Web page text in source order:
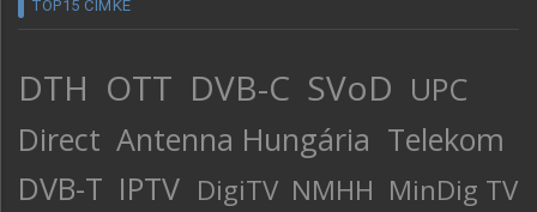
TOP15 CÍMKE
DTH OTT DVB-C SVoD UPC
Direct Antenna Hungária Telekom
DVB-T IPTV DigiTV NMHH MinDig TV